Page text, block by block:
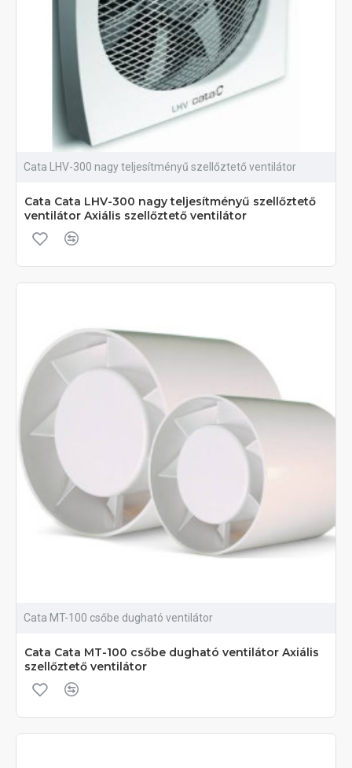
Cata LHV-300 nagy teljesítményű szellőztető ventilátor
Cata Cata LHV-300 nagy teljesítményű szellőztető
ventilátor Axiális szellőztető ventilátor
Cata MT-100 csőbe dugható ventilátor
Cata Cata MT-100 csőbe dugható ventilátor Axiális
szellőztető ventilátor